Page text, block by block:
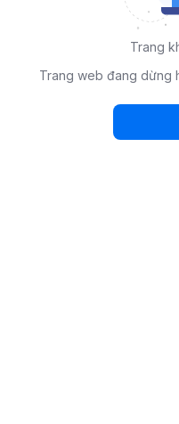
Trang
Trang web đang dừng